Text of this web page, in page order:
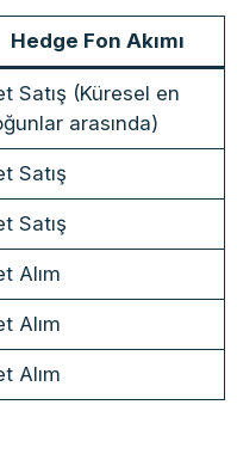
Hedge Fon Akımı
Satış (Küresel en
arasında)
Satış
Satış
Alım
Alım
Alım